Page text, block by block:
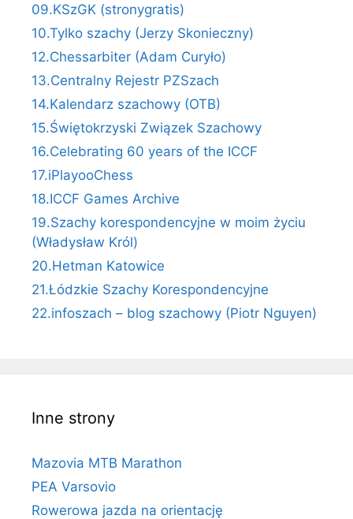
09.KSzGK (stronygratis)
10.Tylko szachy (Jerzy Skonieczny)
12.Chessarbiter (Adam Curyło)
13.Centralny Rejestr PZSzach
14.Kalendarz szachowy (OTB)
15.Świętokrzyski Związek Szachowy
16.Celebrating 60 years of the ICCF
17.iPlayooChess
18.ICCF Games Archive
19.Szachy korespondencyjne w moim życiu
(Władysław Król)
20.Hetman Katowice
21.Łódzkie Szachy Korespondencyjne
22.infoszach – blog szachowy (Piotr Nguyen)
Inne strony
Mazovia MTB Marathon
PEA Varsovio
Rowerowa jazda na orientację